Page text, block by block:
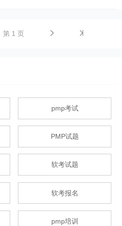
第 1 页
pmp考试
PMP试题
软考试题
软考报名
pmp培训